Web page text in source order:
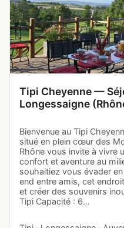
Tipi Cheyenne —
Longessaigne
Bienvenue au Tipi
situé en plein cœur des
Rhône vous invite à vivre
confort et aventure au
souhaitiez vous évader
end entre amis, cet
et créer des souvenirs
Tipi Capacité : 6…